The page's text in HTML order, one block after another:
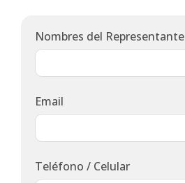
Nombres del Representante
Email
Teléfono / Celular